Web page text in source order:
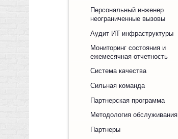
Персональный инженер
неограниченные вызовы
Аудит ИТ инфраструктуры
Мониторинг состояния и
ежемесячная отчетность
Система качества
Сильная команда
Партнерская программа
Методология обслуживания
Партнеры